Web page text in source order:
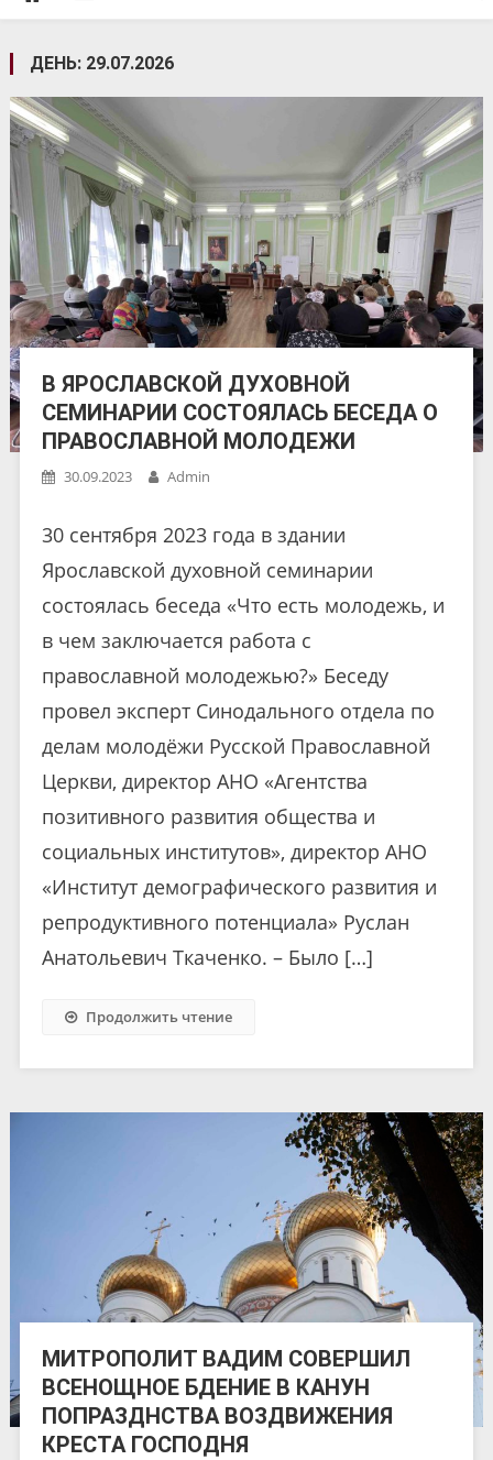
ДЕНЬ: 29.07.2026
В ЯРОСЛАВСКОЙ ДУХОВНОЙ
СЕМИНАРИИ СОСТОЯЛАСЬ БЕСЕДА О
ПРАВОСЛАВНОЙ МОЛОДЕЖИ
30.09.2023 Admin
30 сентября 2023 года в здании
Ярославской духовной семинарии
состоялась беседа «Что есть молодежь, и
в чем заключается работа с
православной молодежью?» Беседу
провел эксперт Синодального отдела по
делам молодёжи Русской Православной
Церкви, директор АНО «Агентства
позитивного развития общества и
социальных институтов», директор АНО
«Институт демографического развития и
репродуктивного потенциала» Руслан
Анатольевич Ткаченко. – Было […]
Продолжить чтение
МИТРОПОЛИТ ВАДИМ СОВЕРШИЛ
ВСЕНОЩНОЕ БДЕНИЕ В КАНУН
ПОПРАЗДНСТВА ВОЗДВИЖЕНИЯ
КРЕСТА ГОСПОДНЯ